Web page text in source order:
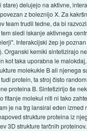
delujejo na aktivne,
z boleznijo X. Za
team trudil tedne, da bi
sledi iskanje aktivnega
Interakcijski žep je
Organski kemiki sintetizirajo
kot taka uporabna le
molekukle B ali njenega
protein, ta stroj čisto
proteina B. Sintetizirijo še
fitanje molekul niti ni tako
je na trg lansiral eden
strukture proteina iz
3D strukture tarčnih proteinov.